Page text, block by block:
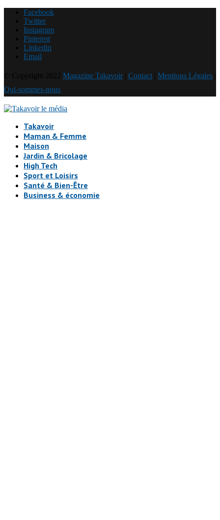
Facebook
Twitter
Instagram
Pinterest
Linkedin
Email
Magazine Takavoir| Contact Mentions Légales
Qui-sommes-nous
Takavoir
Maman & Femme
Maison
Jardin & Bricolage
High Tech
Sport et Loisirs
Santé & Bien-Être
Business & économie